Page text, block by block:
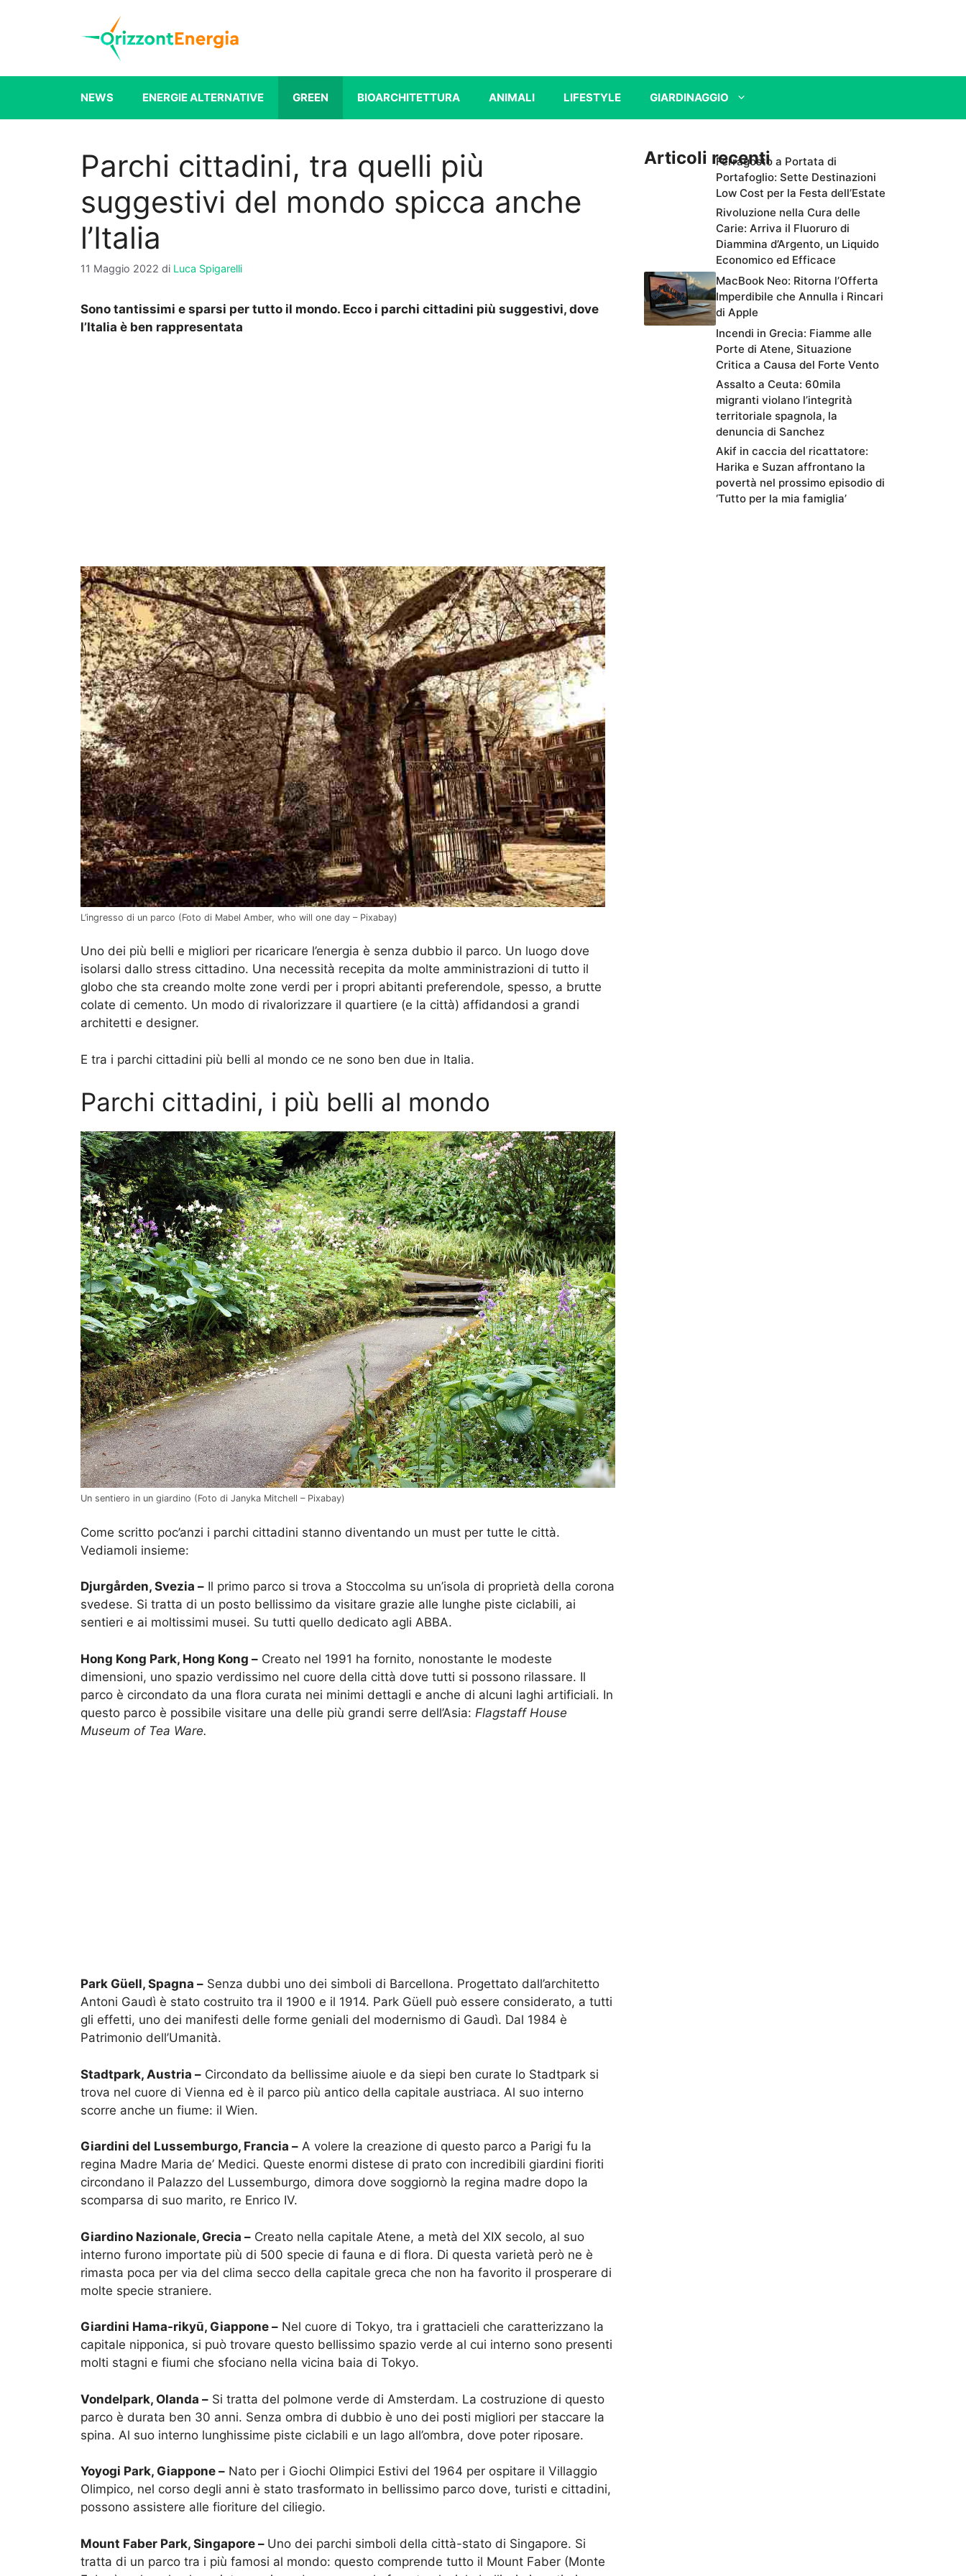
NEWS ENERGIE ALTERNATIVE GREEN BIOARCHITETTURA ANIMALI LIFESTYLE GIARDINAGGIO
Parchi cittadini, tra quelli più
suggestivi del mondo spicca anche
l’Italia
11 Maggio 2022 di Luca Spigarelli
Sono tantissimi e sparsi per tutto il mondo. Ecco i parchi cittadini più suggestivi, dove
l’Italia è ben rappresentata
L’ingresso di un parco (Foto di Mabel Amber, who will one day – Pixabay)
Uno dei più belli e migliori per ricaricare l’energia è senza dubbio il parco. Un luogo dove
isolarsi dallo stress cittadino. Una necessità recepita da molte amministrazioni di tutto il
globo che sta creando molte zone verdi per i propri abitanti preferendole, spesso, a brutte
colate di cemento. Un modo di rivalorizzare il quartiere (e la città) affidandosi a grandi
architetti e designer.
E tra i parchi cittadini più belli al mondo ce ne sono ben due in Italia.
Parchi cittadini, i più belli al mondo
Un sentiero in un giardino (Foto di Janyka Mitchell – Pixabay)
Come scritto poc’anzi i parchi cittadini stanno diventando un must per tutte le città.
Vediamoli insieme:
Djurgården, Svezia – Il primo parco si trova a Stoccolma su un’isola di proprietà della corona
svedese. Si tratta di un posto bellissimo da visitare grazie alle lunghe piste ciclabili, ai
sentieri e ai moltissimi musei. Su tutti quello dedicato agli ABBA.
Hong Kong Park, Hong Kong – Creato nel 1991 ha fornito, nonostante le modeste
dimensioni, uno spazio verdissimo nel cuore della città dove tutti si possono rilassare. Il
parco è circondato da una flora curata nei minimi dettagli e anche di alcuni laghi artificiali. In
questo parco è possibile visitare una delle più grandi serre dell’Asia: Flagstaff House
Museum of Tea Ware.
Park Güell, Spagna – Senza dubbi uno dei simboli di Barcellona. Progettato dall’architetto
Antoni Gaudì è stato costruito tra il 1900 e il 1914. Park Güell può essere considerato, a tutti
gli effetti, uno dei manifesti delle forme geniali del modernismo di Gaudì. Dal 1984 è
Patrimonio dell’Umanità.
Stadtpark, Austria – Circondato da bellissime aiuole e da siepi ben curate lo Stadtpark si
trova nel cuore di Vienna ed è il parco più antico della capitale austriaca. Al suo interno
scorre anche un fiume: il Wien.
Giardini del Lussemburgo, Francia – A volere la creazione di questo parco a Parigi fu la
regina Madre Maria de’ Medici. Queste enormi distese di prato con incredibili giardini fioriti
circondano il Palazzo del Lussemburgo, dimora dove soggiornò la regina madre dopo la
scomparsa di suo marito, re Enrico IV.
Giardino Nazionale, Grecia – Creato nella capitale Atene, a metà del XIX secolo, al suo
interno furono importate più di 500 specie di fauna e di flora. Di questa varietà però ne è
rimasta poca per via del clima secco della capitale greca che non ha favorito il prosperare di
molte specie straniere.
Giardini Hama-rikyū, Giappone – Nel cuore di Tokyo, tra i grattacieli che caratterizzano la
capitale nipponica, si può trovare questo bellissimo spazio verde al cui interno sono presenti
molti stagni e fiumi che sfociano nella vicina baia di Tokyo.
Vondelpark, Olanda – Si tratta del polmone verde di Amsterdam. La costruzione di questo
parco è durata ben 30 anni. Senza ombra di dubbio è uno dei posti migliori per staccare la
spina. Al suo interno lunghissime piste ciclabili e un lago all’ombra, dove poter riposare.
Yoyogi Park, Giappone – Nato per i Giochi Olimpici Estivi del 1964 per ospitare il Villaggio
Olimpico, nel corso degli anni è stato trasformato in bellissimo parco dove, turisti e cittadini,
possono assistere alle fioriture del ciliegio.
Mount Faber Park, Singapore – Uno dei parchi simboli della città-stato di Singapore. Si
tratta di un parco tra i più famosi al mondo: questo comprende tutto il Mount Faber (Monte
Articoli recentiFerragosto a Portata di
Portafoglio: Sette Destinazioni
Low Cost per la Festa dell’Estate
Rivoluzione nella Cura delle
Carie: Arriva il Fluoruro di
Diammina d’Argento, un Liquido
Economico ed Efficace
MacBook Neo: Ritorna l’Offerta
Imperdibile che Annulla i Rincari
di Apple
Incendi in Grecia: Fiamme alle
Porte di Atene, Situazione
Critica a Causa del Forte Vento
Assalto a Ceuta: 60mila
migranti violano l’integrità
territoriale spagnola, la
denuncia di Sanchez
Akif in caccia del ricattatore:
Harika e Suzan affrontano la
povertà nel prossimo episodio di
‘Tutto per la mia famiglia’